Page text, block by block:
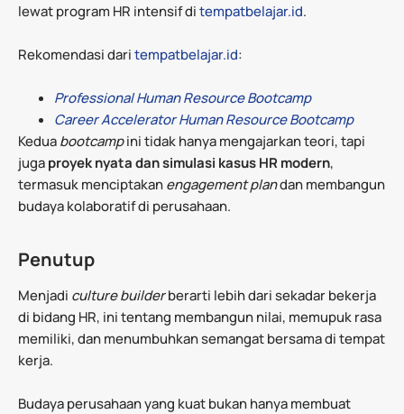
lewat program HR intensif ditempatbelajar.id.
Rekomendasi daritempatbelajar.id:
Professional Human Resource Bootcamp
Career Accelerator Human Resource Bootcamp
Keduabootcampini tidak hanya mengajarkan teori, tapi
jugaproyek nyata dan simulasi kasus HR modern,
termasuk menciptakanengagement plandan membangun
budaya kolaboratif di perusahaan.
Penutup
Menjadi culture builderberarti lebih dari sekadar bekerja
di bidang HR, ini tentang membangun nilai, memupuk rasa
memiliki, dan menumbuhkan semangat bersama di tempat
kerja.
Budaya perusahaan yang kuat bukan hanya membuat